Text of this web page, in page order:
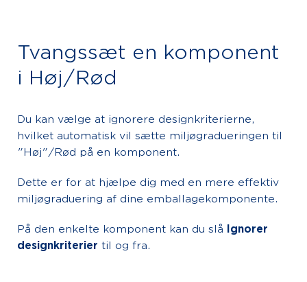
Tvangssæt en komponent
i Høj/Rød
Du kan vælge at ignorere designkriterierne,
hvilket automatisk vil sætte miljøgradueringen til
"Høj"/Rød på en komponent.
Dette er for at hjælpe dig med en mere effektiv
miljøgraduering af dine emballagekomponente.
På den enkelte komponent kan du slå
Ignorer
designkriterier til og fra.